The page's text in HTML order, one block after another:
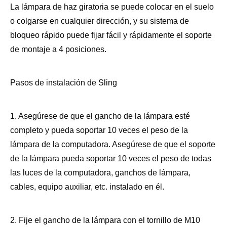
La lámpara de haz giratoria se puede colocar en el suelo
o colgarse en cualquier dirección, y su sistema de
bloqueo rápido puede fijar fácil y rápidamente el soporte
de montaje a 4 posiciones.
Pasos de instalación de Sling
1. Asegúrese de que el gancho de la lámpara esté
completo y pueda soportar 10 veces el peso de la
lámpara de la computadora. Asegúrese de que el soporte
de la lámpara pueda soportar 10 veces el peso de todas
las luces de la computadora, ganchos de lámpara,
cables, equipo auxiliar, etc. instalado en él.
2. Fije el gancho de la lámpara con el tornillo de M10